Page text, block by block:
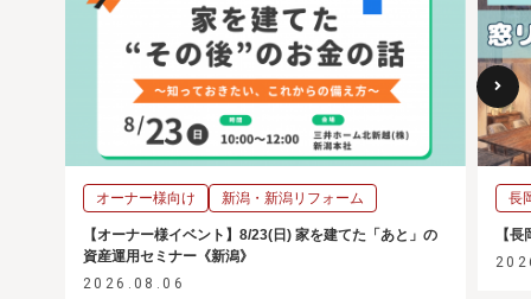
オーナー様向け 新潟 新潟リフォーム
【オーナー様イベント】8/23(日) 家を建てた「あと」の
資産運用セミナー《新潟》
2026.08.06
長
【